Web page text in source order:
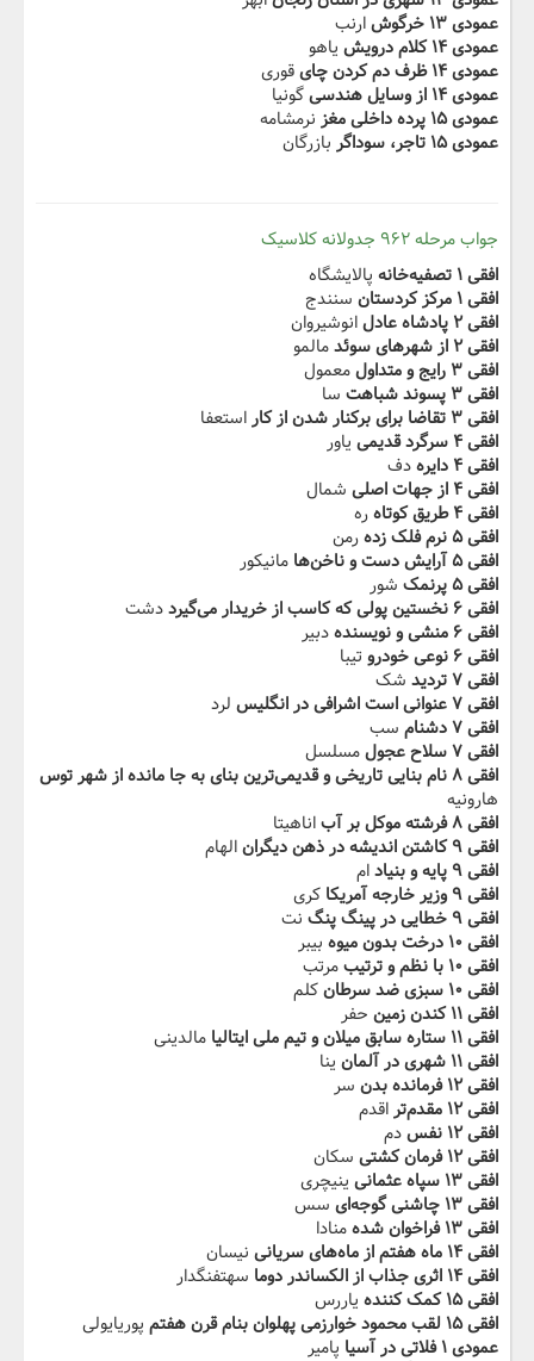
عمودی ۱۳ خرگوش
ارنب
عمودی ۱۴ کلام درویش
یاهو
عمودی ۱۴ ظرف دم کردن چای
قوری
عمودی ۱۴ از وسایل هندسی
گونیا
عمودی ۱۵ پرده داخلی مغز
نرمشامه
عمودی ۱۵ تاجر، سوداگر
بازرگان
جواب مرحله ۹۶۲ جدولانه کلاسیک
افقی ۱ تصفیه‌خانه
پالایشگاه
افقی ۱ مرکز کردستان
سنندج
افقی ۲ پادشاه عادل
انوشیروان
افقی ۲ از شهرهای سوئد
مالمو
افقی ۳ رایج و متداول
معمول
افقی ۳ پسوند شباهت
سا
افقی ۳ تقاضا برای برکنار شدن از کار
استعفا
افقی ۴ سرگرد قدیمی
یاور
افقی ۴ دایره
دف
افقی ۴ از جهات اصلی
شمال
افقی ۴ طریق کوتاه
ره
افقی ۵ نرم فلک زده
رمن
افقی ۵ آرایش دست و ناخن‌ها
مانیکور
افقی ۵ پرنمک
شور
افقی ۶ نخستین پولی که کاسب از خریدار می‌گیرد
دشت
افقی ۶ منشی و نویسنده
دبیر
افقی ۶ نوعی خودرو
تیبا
افقی ۷ تردید
شک
افقی ۷ عنوانی است اشرافی در انگلیس
لرد
افقی ۷ دشنام
سب
افقی ۷ سلاح عجول
مسلسل
افقی ۸ نام بنایی تاریخی و قدیمی‌ترین بنای به جا مانده از شهر توس
هارونیه
افقی ۸ فرشته موکل بر آب
اناهیتا
افقی ۹ کاشتن اندیشه در ذهن دیگران
الهام
افقی ۹ پایه و بنیاد
ام
افقی ۹ وزیر خارجه آمریکا
کری
افقی ۹ خطایی در پینگ پنگ
نت
افقی ۱۰ درخت بدون میوه
بیبر
افقی ۱۰ با نظم و ترتیب
مرتب
افقی ۱۰ سبزی ضد سرطان
کلم
افقی ۱۱ کندن زمین
حفر
افقی ۱۱ ستاره سابق میلان و تیم ملی ایتالیا
مالدینی
افقی ۱۱ شهری در آلمان
ینا
افقی ۱۲ فرمانده بدن
سر
افقی ۱۲ مقدم‌تر
اقدم
افقی ۱۲ نفس
دم
افقی ۱۲ فرمان کشتی
سکان
افقی ۱۳ سپاه عثمانی
ینیچری
افقی ۱۳ چاشنی گوجه‌ای
سس
افقی ۱۳ فراخوان شده
منادا
افقی ۱۴ ماه هفتم از ماه‌های سریانی
نیسان
افقی ۱۴ اثری جذاب از الکساندر دوما
سهتفنگدار
افقی ۱۵ کمک کننده
یاررس
افقی ۱۵ لقب محمود خوارزمی پهلوان بنام قرن هفتم
پوریایولی
عمودی ۱ فلاتی در آسیا
پامیر